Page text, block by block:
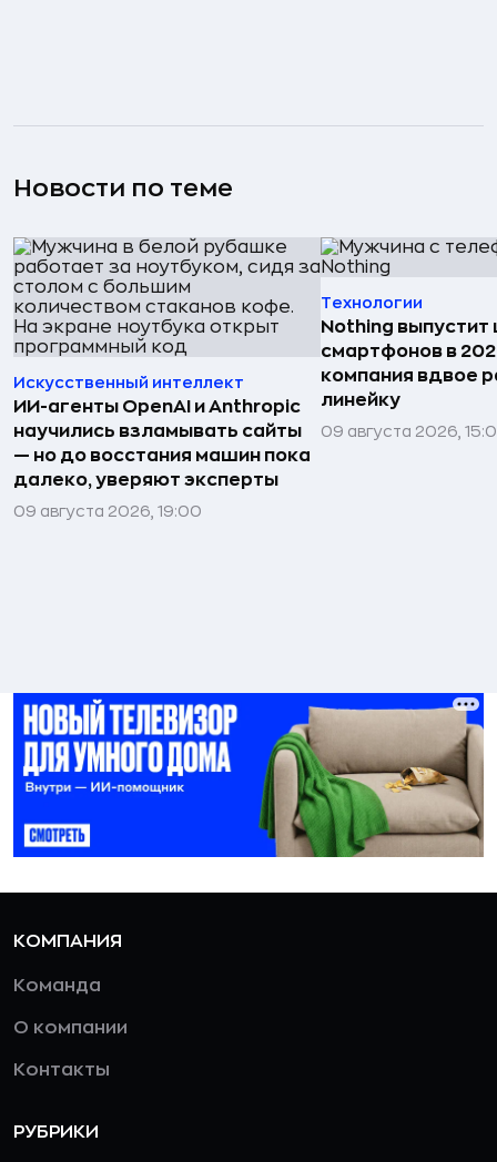
Новости по теме
Искусственный интеллект
ИИ-агенты OpenAI и Anthropic
научились взламывать сайты
— но до восстания машин пока
далеко, уверяют эксперты
09 августа 2026, 19:00
Технологии
Nothing выпустит
смартфонов в
компания вдвое
линейку
09 августа 2026,
КОМПАНИЯ
Команда
О компании
Контакты
РУБРИКИ